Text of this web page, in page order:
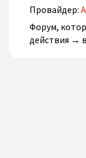
Провайдер:
Форум,
действия →